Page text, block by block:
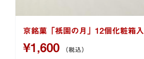
京銘菓「祇園の月」12個化粧箱入
¥1,600 （税込）